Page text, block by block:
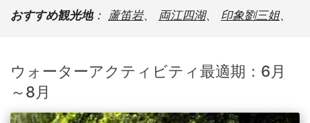
おすすめ観光地： 蘆笛岩、 両江四湖、 印象劉三姐、
ウォーターアクティビティ最適期：6月
～8月